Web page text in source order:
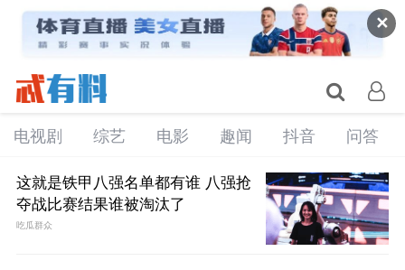
✕
电视剧 综艺 电影 趣闻 抖音 问答
这就是铁甲八强名单都有谁 八强抢
夺战比赛结果谁被淘汰了
吃瓜群众